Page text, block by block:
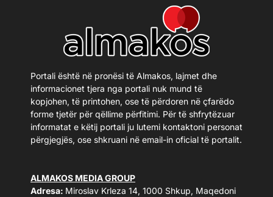
Portali është në pronësi të Almakos, lajmet dhe
informacionet tjera nga portali nuk mund të
kopjohen, të printohen, ose të përdoren në çfarëdo
forme tjetër për qëllime përfitimi. Për të shfrytëzuar
informatat e këtij portali ju lutemi kontaktoni personat
përgjegjës, ose shkruani në email-in oficial të portalit.
ALMAKOS MEDIA GROUP
Adresa: Miroslav Krleza 14, 1000 Shkup, Maqedoni